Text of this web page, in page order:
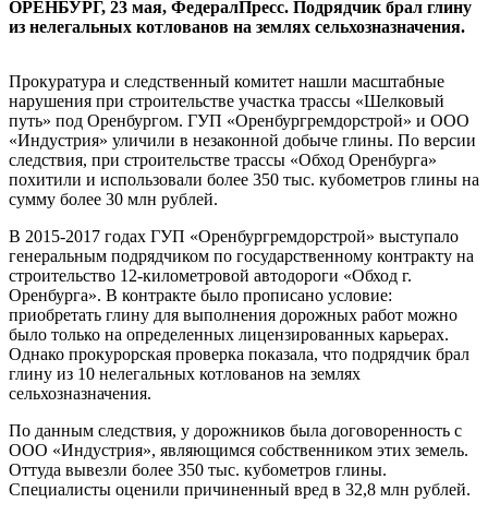
ОРЕНБУРГ, 23 мая, ФедералПресс. Подрядчик брал глину
из нелегальных котлованов на землях сельхозназначения.
Прокуратура и следственный комитет нашли масштабные
нарушения при строительстве участка трассы «Шелковый
путь» под Оренбургом. ГУП «Оренбургремдорстрой» и ООО
«Индустрия» уличили в незаконной добыче глины. По версии
следствия, при строительстве трассы «Обход Оренбурга»
похитили и использовали более 350 тыс. кубометров глины на
сумму более 30 млн рублей.
В 2015-2017 годах ГУП «Оренбургремдорстрой» выступало
генеральным подрядчиком по государственному контракту на
строительство 12-километровой автодороги «Обход г.
Оренбурга». В контракте было прописано условие:
приобретать глину для выполнения дорожных работ можно
было только на определенных лицензированных карьерах.
Однако прокурорская проверка показала, что подрядчик брал
глину из 10 нелегальных котлованов на землях
сельхозназначения.
По данным следствия, у дорожников была договоренность с
ООО «Индустрия», являющимся собственником этих земель.
Оттуда вывезли более 350 тыс. кубометров глины.
Специалисты оценили причиненный вред в 32,8 млн рублей.